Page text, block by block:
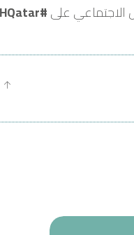
الاجتماعي على#WISHQatar